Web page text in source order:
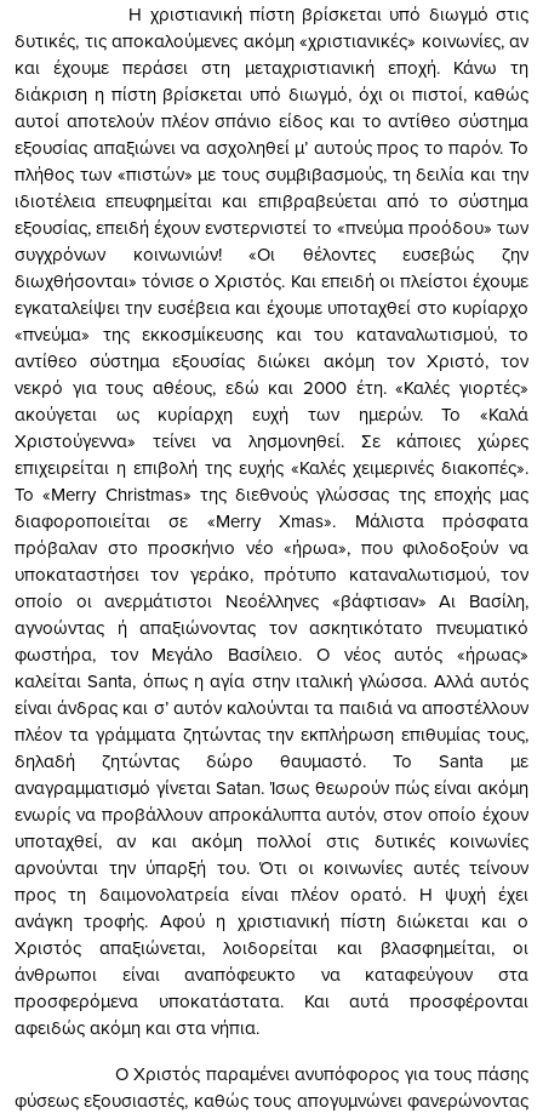
Η χριστιανική πίστη βρίσκεται υπό διωγμό στις
δυτικές, τις αποκαλούμενες ακόμη «χριστιανικές» κοινωνίες, αν
και έχουμε περάσει στη μεταχριστιανική εποχή. Κάνω τη
διάκριση η πίστη βρίσκεται υπό διωγμό, όχι οι πιστοί, καθώς
αυτοί αποτελούν πλέον σπάνιο είδος και το αντίθεο σύστημα
εξουσίας απαξιώνει να ασχοληθεί μ’ αυτούς προς το παρόν. Το
πλήθος των «πιστών» με τους συμβιβασμούς, τη δειλία και την
ιδιοτέλεια επευφημείται και επιβραβεύεται από το σύστημα
εξουσίας, επειδή έχουν ενστερνιστεί το «πνεύμα προόδου» των
συγχρόνων κοινωνιών! «Οι θέλοντες ευσεβώς ζην
διωχθήσονται» τόνισε ο Χριστός. Και επειδή οι πλείστοι έχουμε
εγκαταλείψει την ευσέβεια και έχουμε υποταχθεί στο κυρίαρχο
«πνεύμα» της εκκοσμίκευσης και του καταναλωτισμού, το
αντίθεο σύστημα εξουσίας διώκει ακόμη τον Χριστό, τον
νεκρό για τους αθέους, εδώ και 2000 έτη. «Καλές γιορτές»
ακούγεται ως κυρίαρχη ευχή των ημερών. Το «Καλά
Χριστούγεννα» τείνει να λησμονηθεί. Σε κάποιες χώρες
επιχειρείται η επιβολή της ευχής «Καλές χειμερινές διακοπές».
Το «Merry Christmas» της διεθνούς γλώσσας της εποχής μας
διαφοροποιείται σε «Merry Xmas». Μάλιστα πρόσφατα
πρόβαλαν στο προσκήνιο νέο «ήρωα», που φιλοδοξούν να
υποκαταστήσει τον γεράκο, πρότυπο καταναλωτισμού, τον
οποίο οι ανερμάτιστοι Νεοέλληνες «βάφτισαν» Αι Βασίλη,
αγνοώντας ή απαξιώνοντας τον ασκητικότατο πνευματικό
φωστήρα, τον Μεγάλο Βασίλειο. Ο νέος αυτός «ήρωας»
καλείται Santa, όπως η αγία στην ιταλική γλώσσα. Αλλά αυτός
είναι άνδρας και σ’ αυτόν καλούνται τα παιδιά να αποστέλλουν
πλέον τα γράμματα ζητώντας την εκπλήρωση επιθυμίας τους,
δηλαδή ζητώντας δώρο θαυμαστό. Το Santa με
αναγραμματισμό γίνεται Satan. Ίσως θεωρούν πώς είναι ακόμη
ενωρίς να προβάλλουν απροκάλυπτα αυτόν, στον οποίο έχουν
υποταχθεί, αν και ακόμη πολλοί στις δυτικές κοινωνίες
αρνούνται την ύπαρξή του. Ότι οι κοινωνίες αυτές τείνουν
προς τη δαιμονολατρεία είναι πλέον ορατό. Η ψυχή έχει
ανάγκη τροφής. Αφού η χριστιανική πίστη διώκεται και ο
Χριστός απαξιώνεται, λοιδορείται και βλασφημείται, οι
άνθρωποι είναι αναπόφευκτο να καταφεύγουν στα
προσφερόμενα υποκατάστατα. Και αυτά προσφέρονται
αφειδώς ακόμη και στα νήπια.
Ο Χριστός παραμένει ανυπόφορος για τους πάσης
φύσεως εξουσιαστές, καθώς τους απογυμνώνει φανερώνοντας